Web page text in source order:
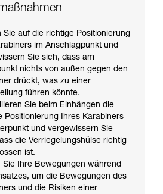
Sie auf die richtige Positionierung
im Anschlagpunkt und
Sie sich, dass am
nichts von außen gegen den
drückt, was zu einer
führen könnte.
Sie beim Einhängen die
Positionierung Ihres Karabiners
und vergewissern Sie
die Verriegelungshülse richtig
ist.
Sie Ihre Bewegungen während
um die Bewegungen des
und die Risiken einer